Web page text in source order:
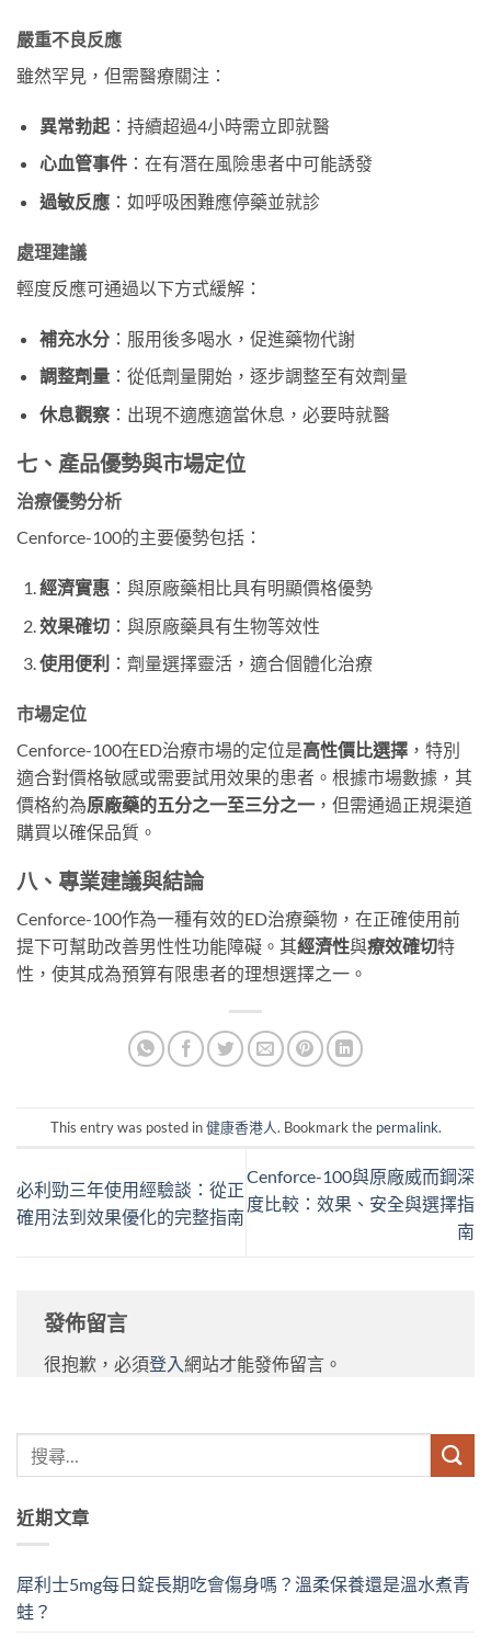
嚴重不良反應
雖然罕見，但需醫療關注：
異常勃起：持續超過4小時需立即就醫
心血管事件：在有潛在風險患者中可能誘發
過敏反應：如呼吸困難應停藥並就診
處理建議
輕度反應可通過以下方式緩解：
補充水分：服用後多喝水，促進藥物代謝
調整劑量：從低劑量開始，逐步調整至有效劑量
休息觀察：出現不適應適當休息，必要時就醫
七、產品優勢與市場定位
治療優勢分析
Cenforce-100的主要優勢包括：
經濟實惠：與原廠藥相比具有明顯價格優勢
效果確切：與原廠藥具有生物等效性
使用便利 ：劑量選擇靈活，適合個體化治療
市場定位
Cenforce-100在ED治療市場的定位是高性價比選擇 ，特別
適合對價格敏感或需要試用效果的患者。根據市場數據，其
價格約為原廠藥的五分之一至三分之一 ，但需通過正規渠道
購買以確保品質。
八、專業建議與結論
Cenforce-100作為一種有效的ED治療藥物，在正確使用前
提下可幫助改善男性性功能障礙。其經濟性與療效確切特
性，使其成為預算有限患者的理想選擇之一。
This entry was posted in健康香港人. Bookmark the permalink.
必利勁三年使用經驗談：從正
確用法到效果優化的完整指南
Cenforce-100與原廠威而鋼深
度比較：效果、安全與選擇指
南
發佈留言
很抱歉，必須登入網站才能發佈留言。
近期文章
犀利士5mg每日錠長期吃會傷身嗎？溫柔保養還是溫水煮青
蛙？